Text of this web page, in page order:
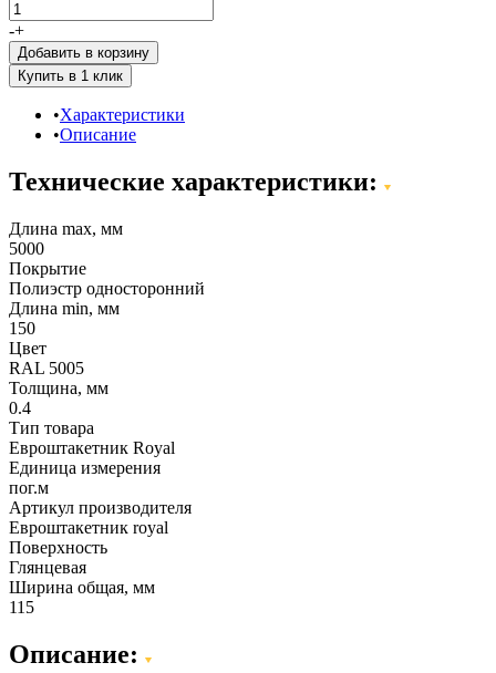
-+
Добавить в корзину
Характеристики
Описание
Технические характеристики:
Длина max, мм
5000
Покрытие
Полиэстр односторонний
Длина min, мм
150
Цвет
RAL 5005
Толщина, мм
0.4
Тип товара
Евроштакетник Royal
Единица измерения
пог.м
Артикул производителя
Евроштакетник royal
Поверхность
Глянцевая
Ширина общая, мм
115
Описание: